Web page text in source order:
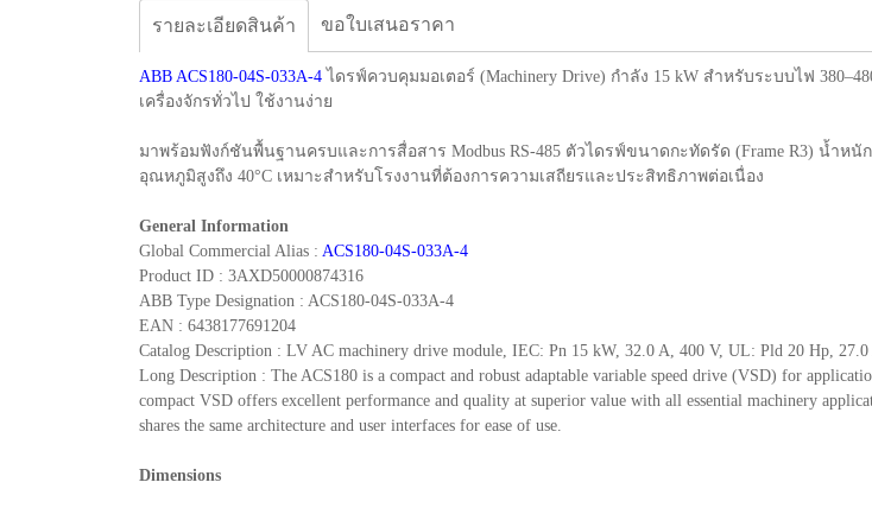
รายละเอียดสินค้า ขอใบเสนอราคา
ABB ACS180-04S-033A-4 ไดรฟ์ควบคุมมอเตอร์ (Machinery Drive) กำลัง 15 kW สำหรับระบบไฟ
เครื่องจักรทั่วไป ใช้งานง่าย
มาพร้อมฟังก์ชันพื้นฐานครบและการสื่อสาร Modbus RS-485 ตัวไดรฟ์ขนาดกะทัดรัด (Frame R3) น้ำห
อุณหภูมิสูงถึง 40°C เหมาะสำหรับโรงงานที่ต้องการความเสถียรและประสิทธิภาพต่อเนื่อง
General Information
Global Commercial Alias : ACS180-04S-033A-4
Product ID : 3AXD50000874316
ABB Type Designation : ACS180-04S-033A-4
EAN : 6438177691204
Catalog Description : LV AC machinery drive module, IEC: Pn 15 kW, 32.0 A, 400 V, UL: Pld 20 Hp,
Long Description : The ACS180 is a compact and robust adaptable variable speed drive (VSD) for
compact VSD offers excellent performance and quality at superior value with all essential machinery
shares the same architecture and user interfaces for ease of use.
Dimensions